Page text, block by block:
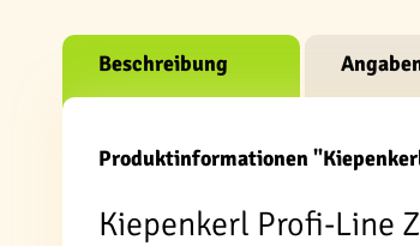
Beschreibung
Produktinformationen
Kiepenkerl Profi-Line